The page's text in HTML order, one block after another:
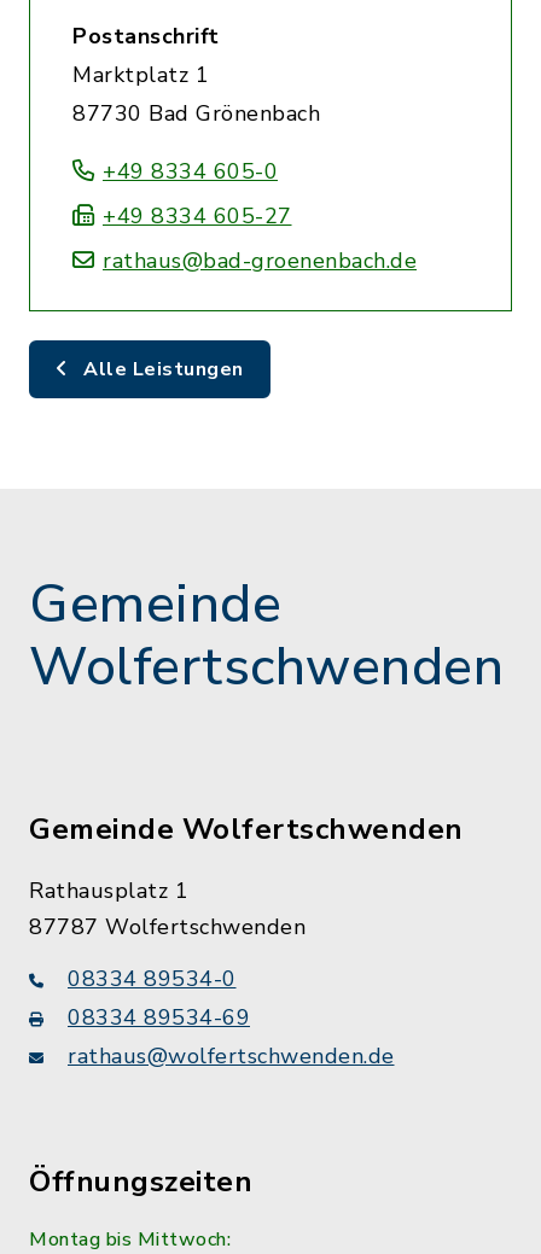
Postanschrift
Marktplatz 1
87730 Bad Grönenbach
+49 8334 605-0
+49 8334 605-27
rathaus@bad-groenenbach.de
Alle Leistungen
Gemeinde
Wolfertschwenden
Gemeinde Wolfertschwenden
Rathausplatz 1
87787 Wolfertschwenden
08334 89534-0
08334 89534-69
rathaus@wolfertschwenden.de
Öffnungszeiten
Montag bis Mittwoch: